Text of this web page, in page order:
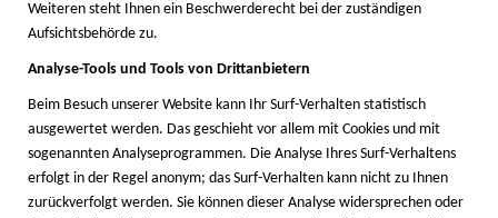
Weiteren steht Ihnen ein Beschwerderecht bei der zuständigen
Aufsichtsbehörde zu.
Analyse-Tools und Tools von Drittanbietern
Beim Besuch unserer Website kann Ihr Surf-Verhalten statistisch
ausgewertet werden. Das geschieht vor allem mit Cookies und mit
sogenannten Analyseprogrammen. Die Analyse Ihres Surf-Verhaltens
erfolgt in der Regel anonym; das Surf-Verhalten kann nicht zu Ihnen
zurückverfolgt werden. Sie können dieser Analyse widersprechen oder